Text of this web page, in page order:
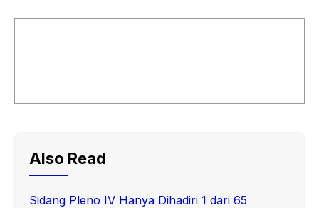
Also Read
Sidang Pleno IV Hanya Dihadiri 1 dari 65